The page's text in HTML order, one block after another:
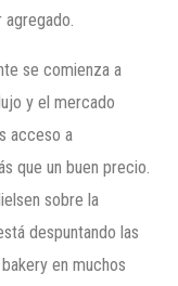
se comienza a
y el mercado
acceso a
que un buen precio.
sobre la
despuntando las
en muchos